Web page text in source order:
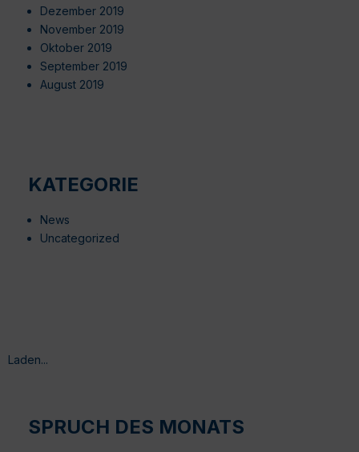
Dezember 2019
November 2019
Oktober 2019
September 2019
August 2019
KATEGORIE
News
Uncategorized
Laden...
SPRUCH DES MONATS